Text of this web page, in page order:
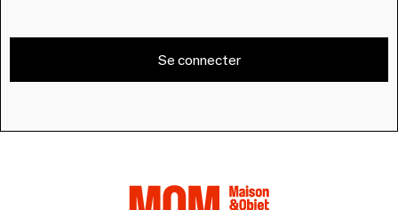
Se connecter